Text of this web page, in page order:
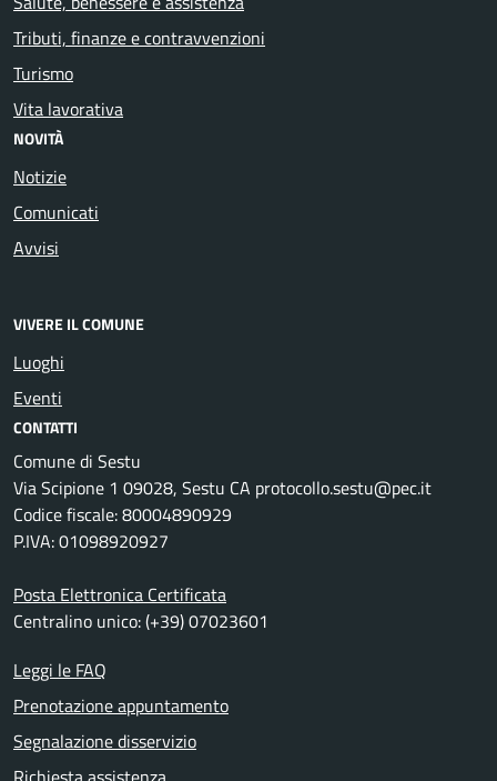
Tributi, finanze e contravvenzioni
Turismo
Vita lavorativa
NOVITÀ
Notizie
Comunicati
Avvisi
VIVERE IL COMUNE
Luoghi
Eventi
CONTATTI
Comune di Sestu
Via Scipione 1 09028, Sestu CA protocollo.sestu@pec.it
Codice fiscale: 80004890929
P.IVA: 01098920927
Posta Elettronica Certificata
Centralino unico: (+39) 07023601
Leggi le FAQ
Prenotazione appuntamento
Segnalazione disservizio